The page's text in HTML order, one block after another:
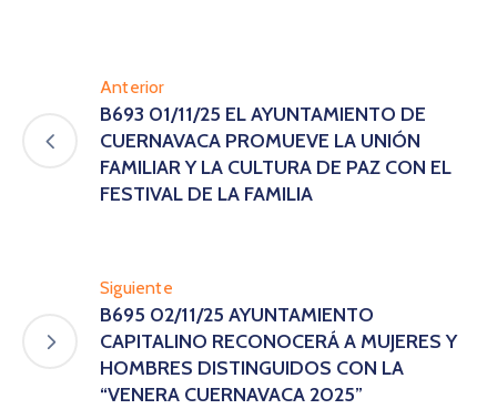
Anterior
B693 01/11/25 EL AYUNTAMIENTO DE
CUERNAVACA PROMUEVE LA UNIÓN
FAMILIAR Y LA CULTURA DE PAZ CON EL
FESTIVAL DE LA FAMILIA
Siguiente
B695 02/11/25 AYUNTAMIENTO
CAPITALINO RECONOCERÁ A MUJERES Y
HOMBRES DISTINGUIDOS CON LA
“VENERA CUERNAVACA 2025”